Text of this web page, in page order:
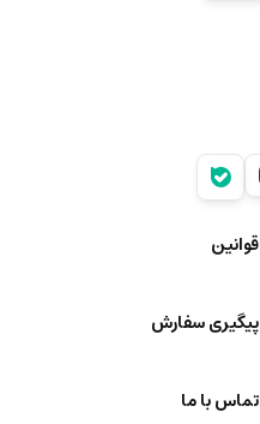
قوانین
پیگیری سفارش
تماس با ما